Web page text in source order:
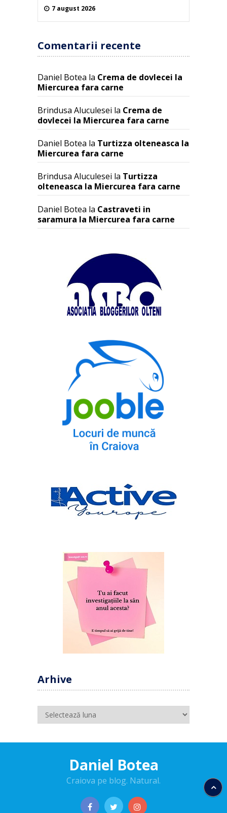
7 august 2026
Comentarii recente
Daniel Botea la Crema de dovlecei la
Miercurea fara carne
Brindusa Aluculesei la Crema de
dovlecei la Miercurea fara carne
Daniel Botea la Turtizza olteneasca la
Miercurea fara carne
Brindusa Aluculesei la Turtizza
olteneasca la Miercurea fara carne
Daniel Botea la Castraveti in
saramura la Miercurea fara carne
Arhive
Arhive
Daniel Botea
Craiova pe blog. Natural.